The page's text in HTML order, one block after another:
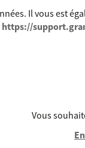
Il vous est
https://
Vous